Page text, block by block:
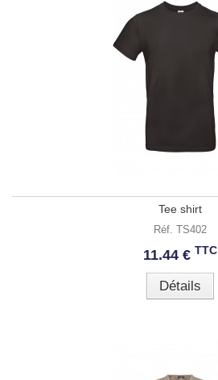
Tee shirt
Réf. TS402
11.44 € TTC
Détails